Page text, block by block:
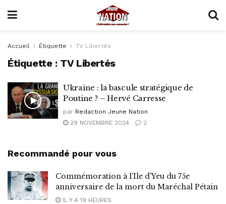
Accueil Étiquette TV Libertés
Étiquette : TV Libertés
Ukraine : la bascule stratégique de
Poutine ? – Hervé Carresse
par Redaction Jeune Nation
29 NOVEMBRE 2024
2
Recommandé pour vous
Commémoration à l’Ile d’Yeu du 75e
anniversaire de la mort du Maréchal Pétain
IL Y A 19 HEURES